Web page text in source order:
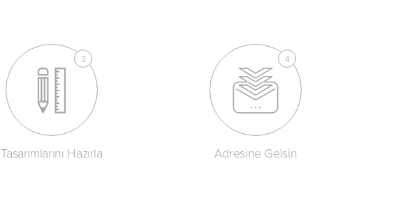
Tasarımlarını Hazırla Adresine Gelsin